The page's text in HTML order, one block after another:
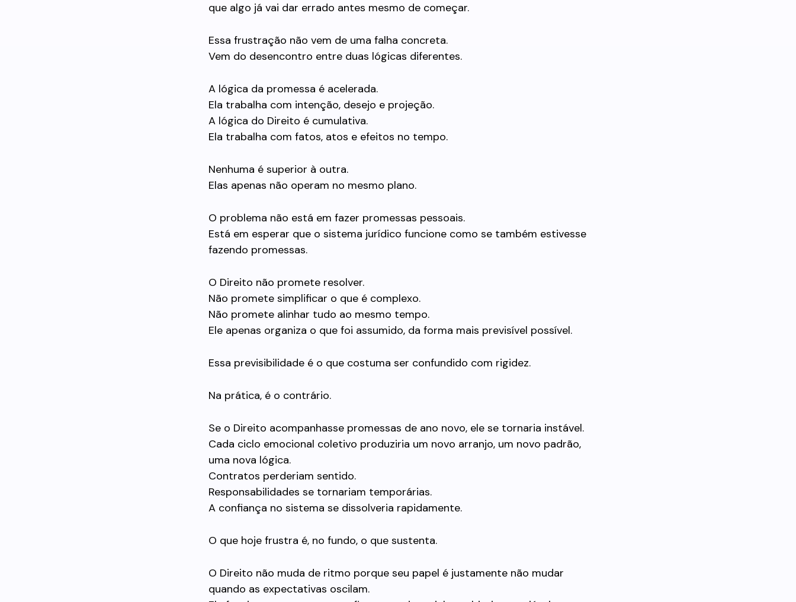
que algo já vai dar errado antes mesmo de começar.
Essa frustração não vem de uma falha concreta.
Vem do desencontro entre duas lógicas diferentes.
A lógica da promessa é acelerada.
Ela trabalha com intenção, desejo e projeção.
A lógica do Direito é cumulativa.
Ela trabalha com fatos, atos e efeitos no tempo.
Nenhuma é superior à outra.
Elas apenas não operam no mesmo plano.
O problema não está em fazer promessas pessoais.
Está em esperar que o sistema jurídico funcione como se também estivesse
fazendo promessas.
O Direito não promete resolver.
Não promete simplificar o que é complexo.
Não promete alinhar tudo ao mesmo tempo.
Ele apenas organiza o que foi assumido, da forma mais previsível possível.
Essa previsibilidade é o que costuma ser confundido com rigidez.
Na prática, é o contrário.
Se o Direito acompanhasse promessas de ano novo, ele se tornaria instável.
Cada ciclo emocional coletivo produziria um novo arranjo, um novo padrão,
uma nova lógica.
Contratos perderiam sentido.
Responsabilidades se tornariam temporárias.
A confiança no sistema se dissolveria rapidamente.
O que hoje frustra é, no fundo, o que sustenta.
O Direito não muda de ritmo porque seu papel é justamente não mudar
quando as expectativas oscilam.